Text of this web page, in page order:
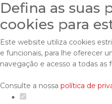
Defina as suas
cookies para
Este website utiliza cookies
e funcionais, para lhe oferecer
navegação e acesso a todas as
Consulte a nossa política de